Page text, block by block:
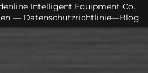
Intelligent Equipment Co.,
— Datenschutzrichtlinie—Blog